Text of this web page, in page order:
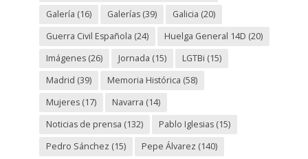
Galería (16) Galerías(39) Galicia (20)
Guerra Civil Española (24) Huelga General 14D (20)
Imágenes(26) Jornada (15) LGTBi (15)
Madrid (39) Memoria Histórica (58)
Mujeres(17) Navarra (14)
Noticias de prensa (132) Pablo Iglesias(15)
Pedro Sánchez (15) Pepe Álvarez (140)